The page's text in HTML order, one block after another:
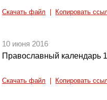
Скачать файл Копировать
10 июня 2016
Православный календарь
Скачать файл Копировать